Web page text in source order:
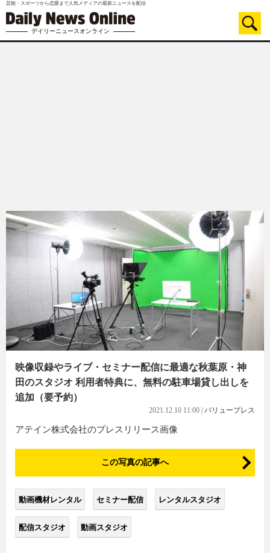
芸能・スポーツから恋愛まで人気メディアの最新ニュースを配信
デイリーニュースオンライン
映像収録やライブ・セミナー配信に最適な秋葉原・神
田のスタジオ 利用者特典に、無料の駐車場貸し出しを
追加（要予約）
2021.12.10 11:00 バリュープレス
アテイン株式会社のプレスリリース画像
この写真の記事へ
動画機材レンタル セミナー配信 レンタルスタジオ
配信スタジオ 動画スタジオ